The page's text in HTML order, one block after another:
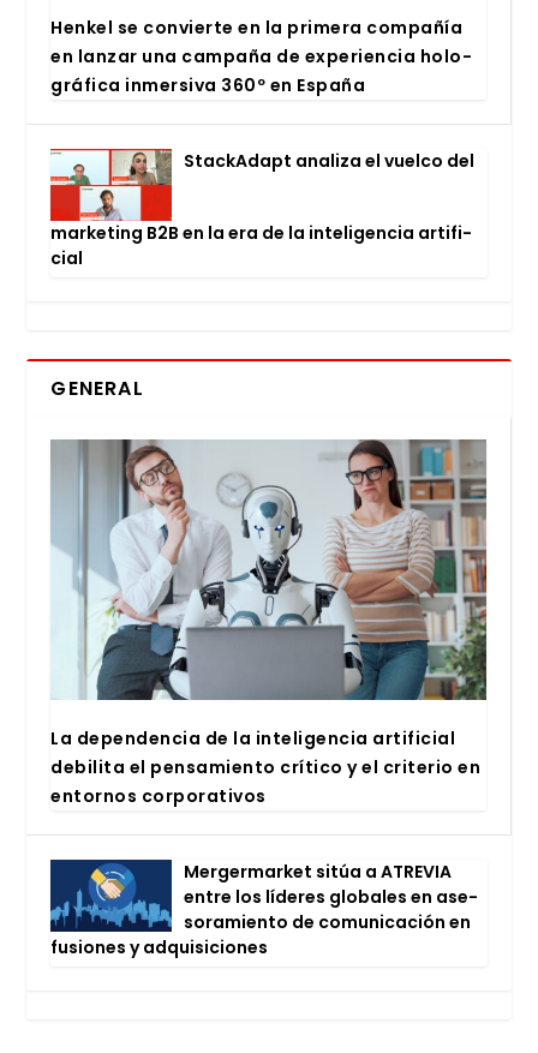
Hen­kel se con­vier­te en la pri­me­ra com­pa­ñía
en lan­zar una cam­pa­ña de expe­rien­cia holo­
grá­fi­ca inmer­si­va 360º en Espa­ña
Stac­kA­dapt ana­li­za el vuel­co del
mar­ke­ting B2B en la era de la inte­li­gen­cia arti­fi­
cial
GENERAL
La depen­den­cia de la inte­li­gen­cia arti­fi­cial
debi­li­ta el pen­sa­mien­to crí­ti­co y el cri­te­rio en
entor­nos cor­po­ra­ti­vos
Mer­ger­mar­ket sitúa a ATRE­VIA
entre los líde­res glo­ba­les en ase­
so­ra­mien­to de comu­ni­ca­ción en
fusio­nes y adqui­si­cio­nes